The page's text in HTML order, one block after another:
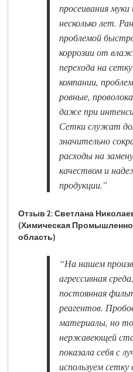
просеивания
несколько лет.
проблемой
коррозии от
перехода на
компании,
ровные,
даже при
Сетки служат
значительно
расходы на
качеством и
продукции.”
Отзыв 2: Светлана
(Химическая
область)
“На нашем
агрессивная
постоянная
реагентов.
материалы, но
нержавеющей
показала себя с
используем